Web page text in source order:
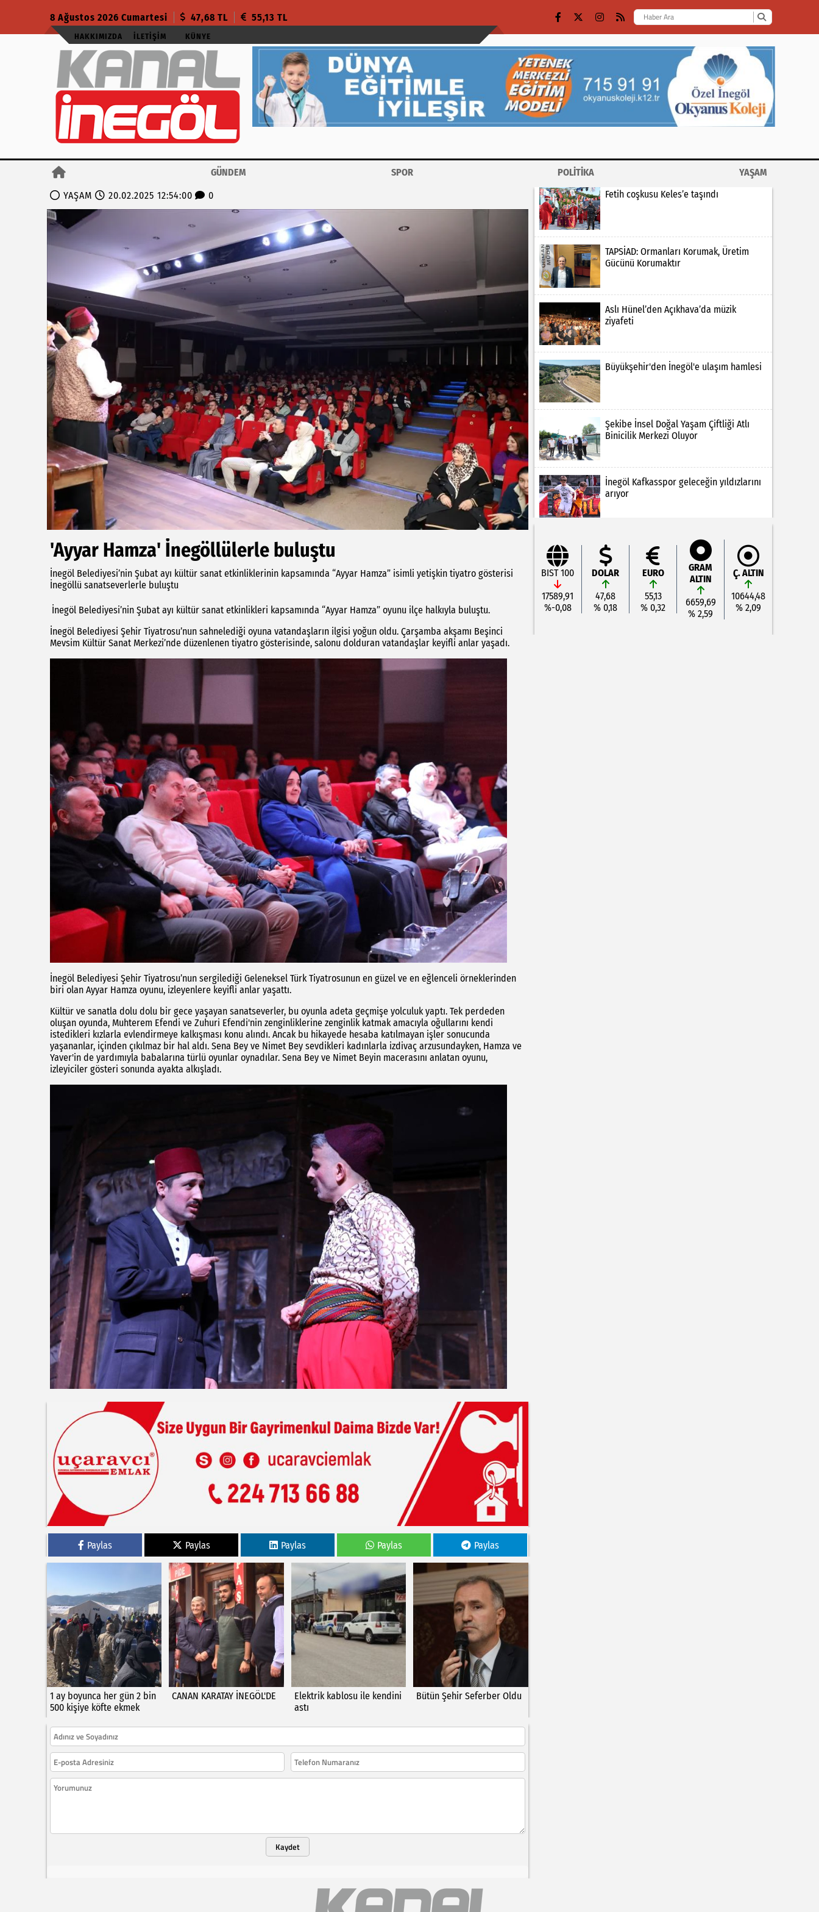
8 Ağustos 2026 Cumartesi 47,68 TL 55,13 TL
HAKKIMIZDA İLETIŞIM KÜNYE
GÜNDEM SPOR POLİTİKA
YAŞAM
YAŞAM
20.02.2025 12:54:00 0
'Ayyar Hamza' İnegöllülerle buluştu
İnegöl Belediyesi’nin Şubat ayı kültür sanat etkinliklerinin kapsamında “Ayyar Hamza” isimli yetişkin tiyatro gösterisi
İnegöllü sanatseverlerle buluştu
İnegöl Belediyesi’nin Şubat ayı kültür sanat etkinlikleri kapsamında “Ayyar Hamza” oyunu ilçe halkıyla buluştu.
İnegöl Belediyesi Şehir Tiyatrosu’nun sahnelediği oyuna vatandaşların ilgisi yoğun oldu. Çarşamba akşamı Beşinci
Mevsim Kültür Sanat Merkezi’nde düzenlenen tiyatro gösterisinde, salonu dolduran vatandaşlar keyifli anlar yaşadı.
İnegöl Belediyesi Şehir Tiyatrosu’nun sergilediği Geleneksel Türk Tiyatrosunun en güzel ve en eğlenceli örneklerinden
biri olan Ayyar Hamza oyunu, izleyenlere keyifli anlar yaşattı.
Kültür ve sanatla dolu dolu bir gece yaşayan sanatseverler, bu oyunla adeta geçmişe yolculuk yaptı. Tek perdeden
oluşan oyunda, Muhterem Efendi ve Zuhuri Efendi'nin zenginliklerine zenginlik katmak amacıyla oğullarını kendi
istedikleri kızlarla evlendirmeye kalkışması konu alındı. Ancak bu hikayede hesaba katılmayan işler sonucunda
yaşananlar, içinden çıkılmaz bir hal aldı. Sena Bey ve Nimet Bey sevdikleri kadınlarla izdivaç arzusundayken, Hamza ve
Yaver'in de yardımıyla babalarına türlü oyunlar oynadılar. Sena Bey ve Nimet Beyin macerasını anlatan oyunu,
izleyiciler gösteri sonunda ayakta alkışladı.
Paylas Paylas Paylas Paylas Paylas
1 ay boyunca her gün 2 bin
500 kişiye köfte ekmek
CANAN KARATAY İNEGÖL'DE
Elektrik kablosu ile kendini
astı
Bütün Şehir Seferber Oldu
Kaydet
Fetih coşkusu Keles’e taşındı
TAPSİAD: Ormanları Korumak, Üretim
Gücünü Korumaktır
Aslı Hünel’den Açıkhava’da müzik
ziyafeti
Büyükşehir'den İnegöl'e ulaşım hamlesi
Şekibe İnsel Doğal Yaşam Çiftliği Atlı
Binicilik Merkezi Oluyor
İnegöl Kafkasspor geleceğin yıldızlarını
arıyor
BIST 100
17589,91
%-0,08
DOLAR
47,68
% 0,18
EURO
55,13
% 0,32
GRAM
ALTIN
6659,69
% 2,59
Ç. ALTIN
10644,48
% 2,09